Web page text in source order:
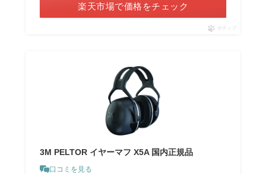
楽天市場で価格をチェック
ポチップ
3M PELTOR イヤーマフ X5A 国内正規品
口コミを見る